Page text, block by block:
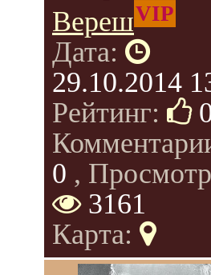
ВерешVIP
Дата:
29.10.2014
Рейтинг:
0 ,
3161
Карта: